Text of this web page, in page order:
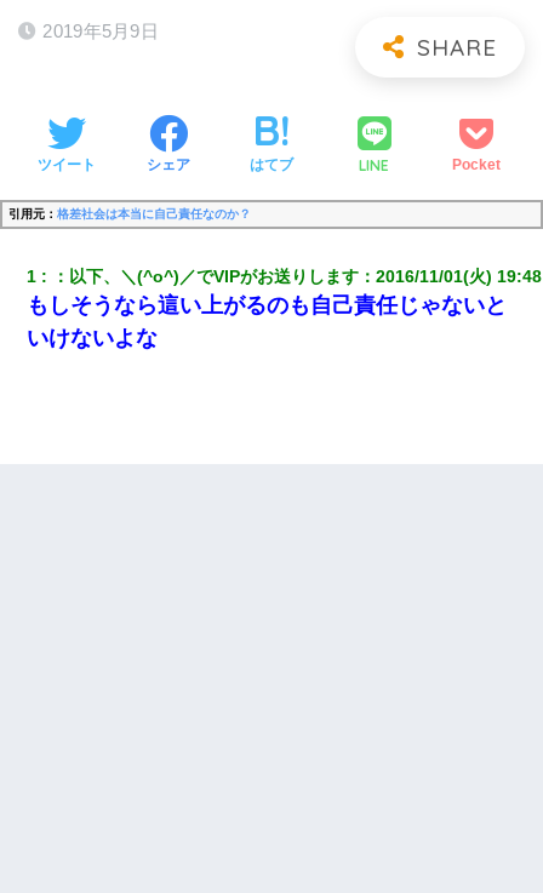
2019年5月9日
ツイート シェア はてブ LINE Pocket
引用元： 格差社会は本当に自己責任なのか？
1 ： 以下、＼(^o^)／でVIPがお送りします ：2016/11/01(火)
もしそうなら這い上がるのも自己責任じゃないと
いけないよな